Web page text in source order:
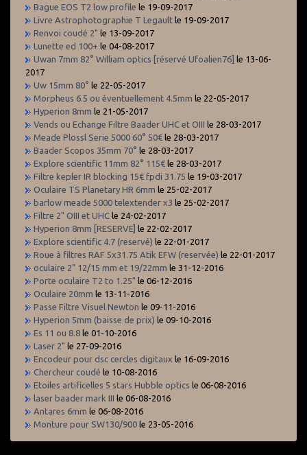
Bague EOS T2 low profile le 19-09-2017
Livre Astrophotographie T Legault le 19-09-2017
Renvoi coudé 2" le 13-09-2017
Lunette ed 100+ le 04-08-2017
Uwan 7mm 82° William optics [réservé Ufoalien76] le 13-06-
2017
Uw 15mm 80° le 22-05-2017
Morpheus 6.5 ou éventuellement 4.5mm le 22-05-2017
Hyperion 8mm le 21-05-2017
Vends ou Echange Filtre Baader UHC et OIII le 28-03-2017
Meade Plossl Serie 5000 60° 50€ le 28-03-2017
Baader Scopos 35mm 70° le 28-03-2017
Explore scientific 11mm 82° 115€ le 28-03-2017
Filtre kepler IR blocking 15€ fpdi 31.75 le 19-03-2017
Oculaire TS Planetary HR 6mm le 25-02-2017
barlow meade 5000 telextender x3 le 25-02-2017
Filtre 2" OIII et UHC le 24-02-2017
Hyperion 8mm [RESERVE] le 22-02-2017
Explore scientific 4.7 (reservé) le 22-01-2017
Roue à filtres RAF 5x31.75 Atik EFW (reservée) le 22-01-2017
oculaire 2" 12/15 mm et 19/22mm le 31-12-2016
Porte oculaire T2 to 1.25" le 06-12-2016
Oculaire 20mm le 13-11-2016
Passe Filtre Visuel Newton le 09-11-2016
Hyperion 5mm (baisse de prix) le 09-10-2016
Es 11 ou 8.8 le 01-10-2016
Laser 2" le 27-09-2016
Encodeur pour dsc cercles digitaux le 16-09-2016
Chercheur coudé le 10-08-2016
Etoiles artificelles 5 stars Hubble optics le 06-08-2016
laser baader mark III le 06-08-2016
Antares 6mm le 06-08-2016
Monture pour SW130/900 le 23-05-2016